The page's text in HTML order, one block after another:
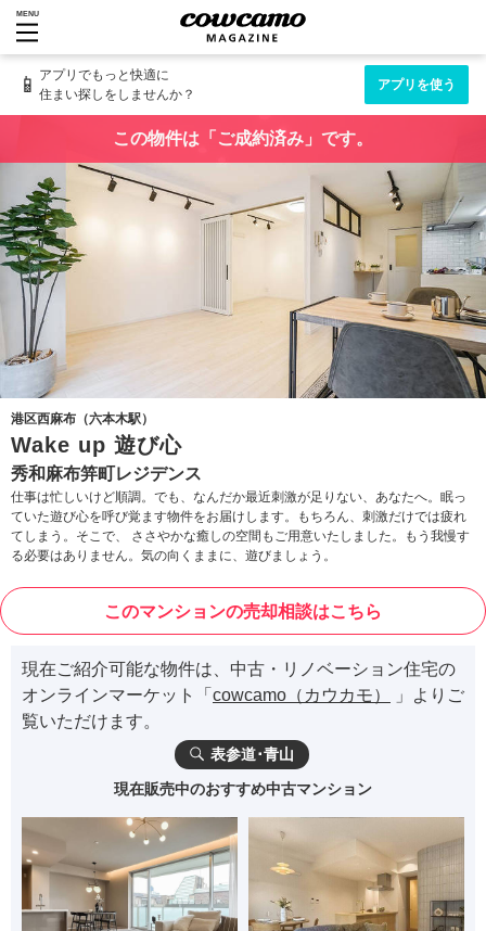
MENU
📱 アプリでもっと快適に
住まい探しをしませんか？
アプリを使う
この物件は「ご成約済み」です。
港区西麻布（六本木駅）
Wake up 遊び心
秀和麻布笄町レジデンス
仕事は忙しいけど順調。でも、なんだか最近刺激が足りない、あなたへ。眠っ
ていた遊び心を呼び覚ます物件をお届けします。もちろん、刺激だけでは疲れ
てしまう。そこで、 ささやかな癒しの空間もご用意いたしました。もう我慢す
る必要はありません。気の向くままに、遊びましょう。
このマンションの売却相談はこちら
現在ご紹介可能な物件は、中古・リノベーション住宅の
オンラインマーケット「 cowcamo（カウカモ）
」よりご
覧いただけます。
表参道･青山
現在販売中のおすすめ中古マンション